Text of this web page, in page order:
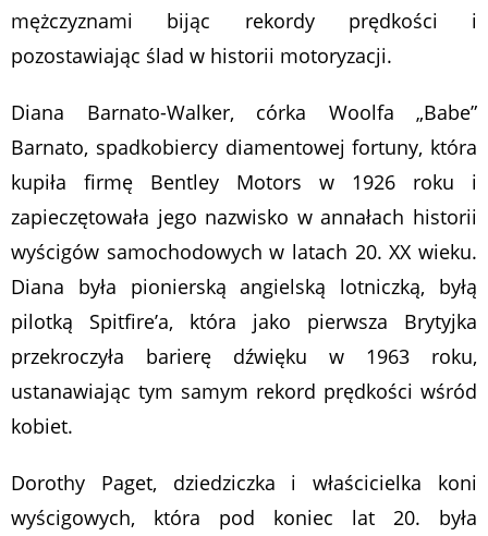
mężczyznami bijąc rekordy prędkości i
pozostawiając ślad w historii motoryzacji.
Diana Barnato-Walker, córka Woolfa „Babe”
Barnato, spadkobiercy diamentowej fortuny, która
kupiła firmę Bentley Motors w 1926 roku i
zapieczętowała jego nazwisko w annałach historii
wyścigów samochodowych w latach 20. XX wieku.
Diana była pionierską angielską lotniczką, byłą
pilotką Spitfire’a, która jako pierwsza Brytyjka
przekroczyła barierę dźwięku w 1963 roku,
ustanawiając tym samym rekord prędkości wśród
kobiet.
Dorothy Paget, dziedziczka i właścicielka koni
wyścigowych, która pod koniec lat 20. była